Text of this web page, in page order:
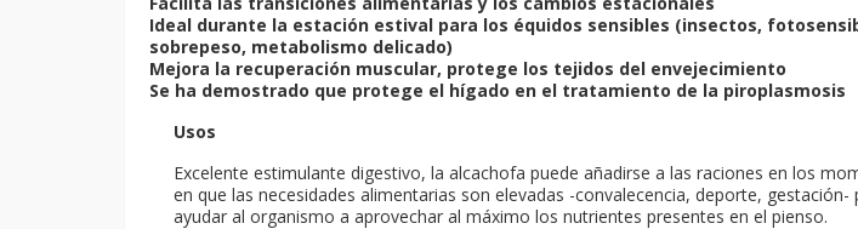
Ideal durante la estación estival para los équidos sensibles (insectos,
sobrepeso, metabolismo delicado)
Mejora la recuperación muscular, protege los tejidos del envejecimiento
Se ha demostrado que protege el hígado en el tratamiento de la piroplasmosis
Usos
Excelente estimulante digestivo, la alcachofa puede añadirse a las raciones en los
en que las necesidades alimentarias son elevadas -convalecencia, deporte, gestación-
ayudar al organismo a aprovechar al máximo los nutrientes presentes en el pienso.